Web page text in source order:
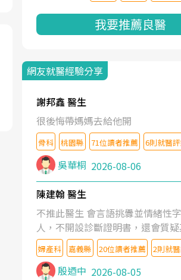
我要推薦良醫
網友就醫經驗分享
謝邦鑫 醫生
很後悔帶媽媽去給他開
骨科 桃園縣 71位讀者推薦 6則就醫
吳華桐 2026-08-06
陳建翰 醫生
不推此醫生 會言語挑釁並情緒性
人，不開設診斷證明書，還會質
的判斷！
婦產科 嘉義縣 20位讀者推薦 2則就
殷迺中 2026-08-05